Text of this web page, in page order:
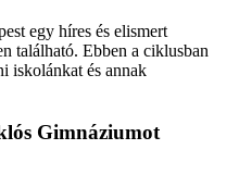
egy híres és elismert
található. Ebben a ciklusban
iskolánkat és annak
Gimnáziumot